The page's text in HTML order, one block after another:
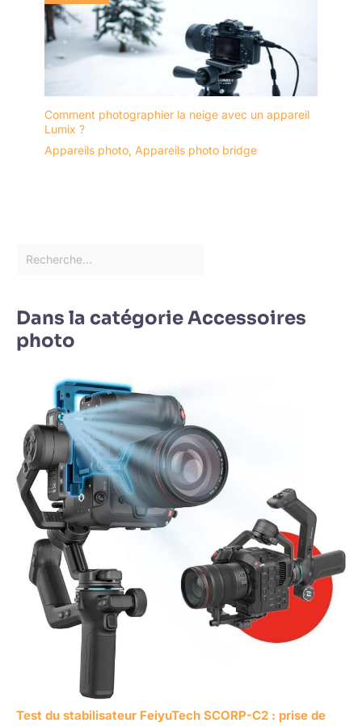
Comment photographier la neige avec un appareil
Lumix ?
Appareils photo, Appareils photo bridge
Dans la catégorie Accessoires
photo
Test du stabilisateur FeiyuTech SCORP-C2 : prise de